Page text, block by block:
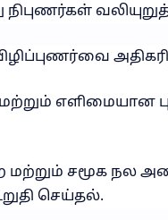
எளிமையான
சமூக நல
செய்தல்.